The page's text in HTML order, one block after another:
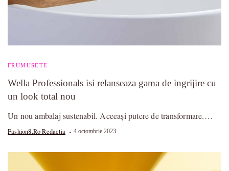
FRUMUSETE
Wella Professionals isi relanseaza gama de ingrijire cu
un look total nou
Un nou ambalaj sustenabil. Aceeași putere de transformare.…
Fashion8.ro Redactia 4 octombrie 2023